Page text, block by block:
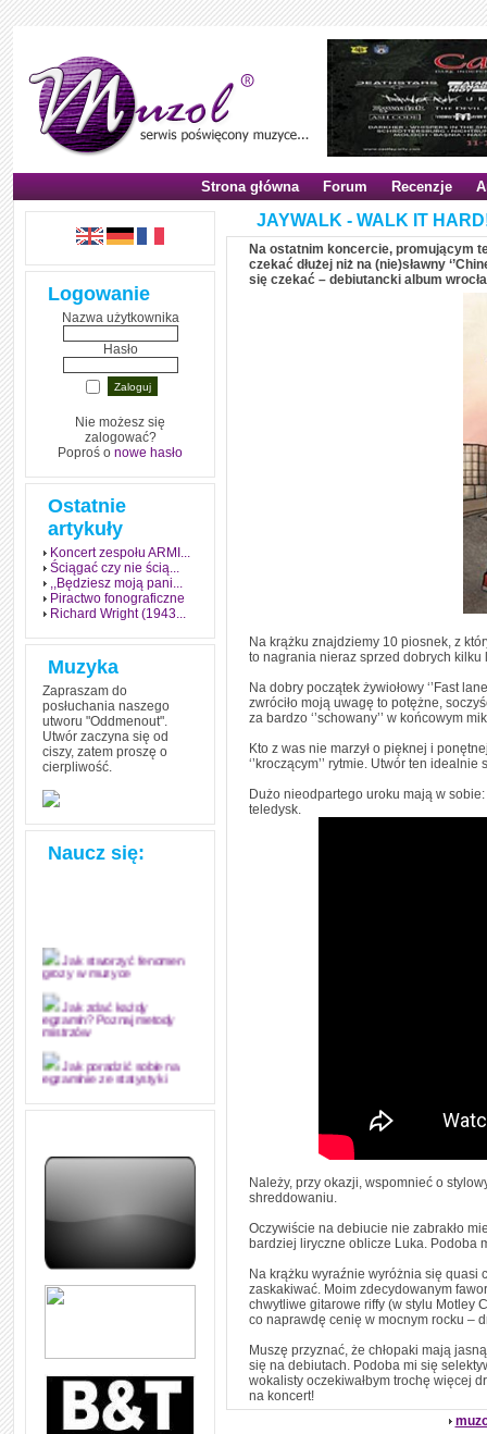
Strona główna Forum Recenzje
Logowanie
Nazwa użytkownika
Hasło
Nie możesz się
zalogować?
Poproś o nowe hasło
Ostatnie
artykuły
Koncert zespołu ARMI...
Ściągać czy nie ścią...
,,Będziesz moją pani...
Piractwo fonograficzne
Richard Wright (1943...
Muzyka
Zapraszam do
posłuchania naszego
utworu "Oddmenout".
Utwór zaczyna się od
ciszy, zatem proszę o
cierpliwość.
Naucz się:
Jak stworzyć fenomen
grozy w muzyce
Jak zdać każdy
egzamin? Poznaj metody
mistrzów
Jak poradzić sobie na
egzaminie ze statystyki
edytorsko piękną pracę
dyplomową i ją z sukcesem
Jak nie powtarzać w
W jaki sposób 1000
formuł konwersacyjnych
pozwoli Ci opanować język
Angielskie przyimki
praktycznych przykładach,
dzięki którym łatwiej je
zapamiętasz
JAYWALK - WALK IT
Na ostatnim koncercie, promującym
czekać dłużej niż na (nie)sławny
się czekać – debiutancki album
Na krążku znajdziemy 10 piosnek, z
to nagrania nieraz sprzed dobrych
Na dobry początek żywiołowy ‘’Fast
zwróciło moją uwagę to potężne,
za bardzo ‘’schowany’’ w końcowym
Kto z was nie marzył o pięknej i
‘’kroczącym’’ rytmie. Utwór ten
Dużo nieodpartego uroku mają w sobie:
teledysk.
Należy, przy okazji, wspomnieć o
shreddowaniu.
Oczywiście na debiucie nie zabrakło
bardziej liryczne oblicze Luka. Podoba
Na krążku wyraźnie wyróżnia się quasi
zaskakiwać. Moim zdecydowanym
chwytliwe gitarowe riffy (w stylu Motley
co naprawdę cenię w mocnym rocku –
Muszę przyznać, że chłopaki mają
się na debiutach. Podoba mi się
wokalisty oczekiwałbym trochę więcej
na koncert!